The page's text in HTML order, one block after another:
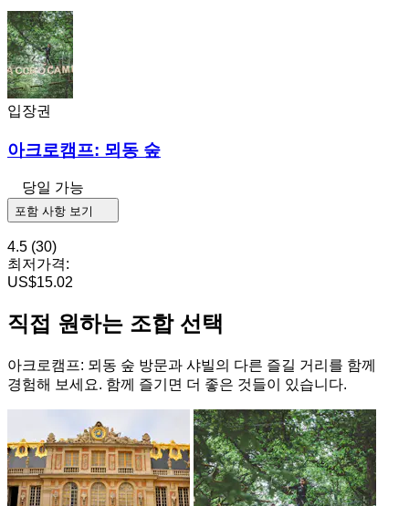
입장권
아크로캠프: 뫼동 숲
당일 가능
포함 사항 보기
4.5 (30)
최저가격:
US$15.02
직접 원하는 조합 선택
아크로캠프: 뫼동 숲 방문과 샤빌의 다른 즐길 거리를 함께
경험해 보세요. 함께 즐기면 더 좋은 것들이 있습니다.